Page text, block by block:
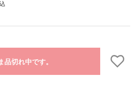
品切れ中です。